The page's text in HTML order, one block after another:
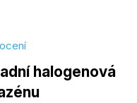
halogenová